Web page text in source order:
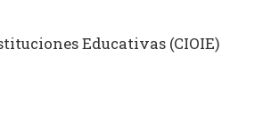
Educativas (CIOIE)